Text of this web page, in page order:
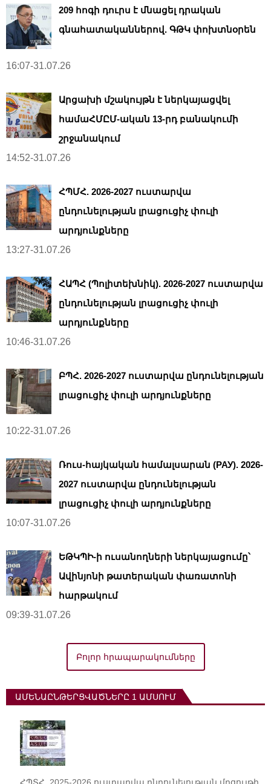
209 հոգի դուրս է մնացել դրական
գնահատականներով. ԳԹԿ փոխտնօրեն
16:07-31.07.26
Արցախի մշակույթն է ներկայացվել
համաՀՄԸՄ-ական 13-րդ բանակումի
շրջանակում
14:52-31.07.26
ՀՊՄՀ. 2026-2027 ուստարվա
ընդունելության լրացուցիչ փուլի
արդյունքները
13:27-31.07.26
ՀԱՊՀ (Պոլիտեխնիկ). 2026-2027 ուստարվա
ընդունելության լրացուցիչ փուլի
արդյունքները
10:46-31.07.26
ԲՊՀ. 2026-2027 ուստարվա ընդունելության
լրացուցիչ փուլի արդյունքները
10:22-31.07.26
Ռուս-հայկական համալսարան (РАУ). 2026-
2027 ուստարվա ընդունելության
լրացուցիչ փուլի արդյունքները
10:07-31.07.26
ԵԹԿՊԻ-ի ուսանողների ներկայացումը՝
Ավինյոնի թատերական փառատոնի
հարթակում
09:39-31.07.26
Բոլոր հրապարակումները
ԱՄԵՆԱԸՆԹԵՐՑՎԱԾՆԵՐԸ 1 ԱՄՍՈՒՄ